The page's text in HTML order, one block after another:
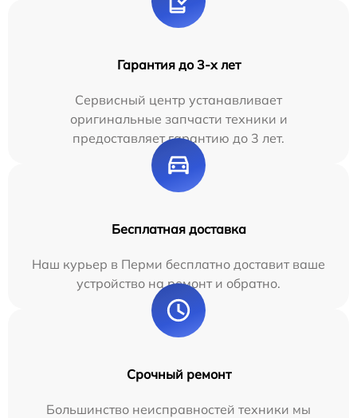
Гарантия до 3-х лет
Сервисный центр устанавливает
оригинальные запчасти техники и
предоставляет гарантию до 3 лет.
Бесплатная доставка
Наш курьер в Перми бесплатно доставит ваше
устройство на ремонт и обратно.
Срочный ремонт
Большинство неисправностей техники мы